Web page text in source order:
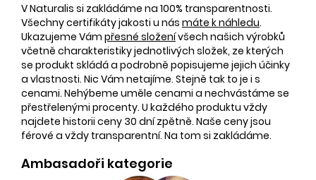
V Naturalis si zakládáme na 100% transparentnosti.
Všechny certifikáty jakosti u nás máte k náhledu.
Ukazujeme Vám přesné složenívšech našich výrobků
včetně charakteristiky jednotlivých složek, ze kterých
se produkt skládá a podrobně popisujeme jejich účinky
a vlastnosti. Nic Vám netajíme. Stejně tak to je i s
cenami. Nehýbeme uměle cenami a nechvástáme se
přestřelenými procenty. U každého produktu vždy
najdete historii ceny 30 dní zpětně. Naše ceny jsou
férové a vždy transparentní. Na tom si zakládáme.
Ambasadoři kategorie